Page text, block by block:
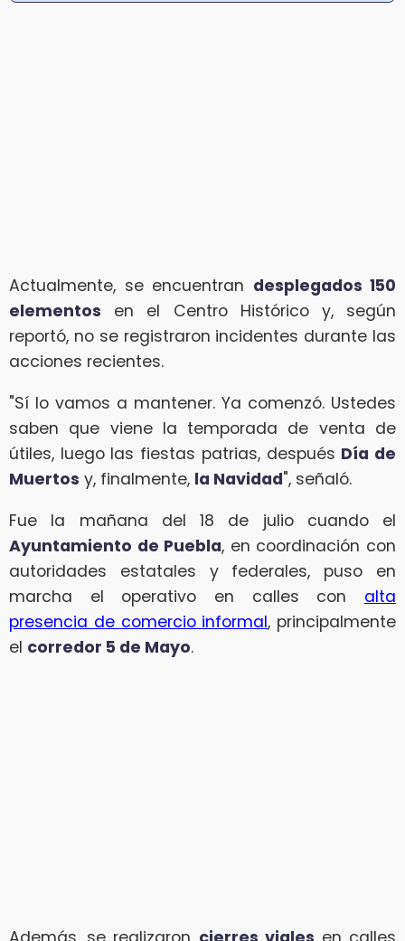
Actualmente, se encuentran desplegados 150
elementos en el Centro Histórico y, según
reportó, no se registraron incidentes durante las
acciones recientes.
"Sí lo vamos a mantener. Ya comenzó. Ustedes
saben que viene la temporada de venta de
útiles, luego las fiestas patrias, después Día de
Muertos y, finalmente, la Navidad", señaló.
Fue la mañana del 18 de julio cuando el
Ayuntamiento de Puebla, en coordinación con
autoridades estatales y federales, puso en
marcha el operativo en calles con alta
presencia de comercio informal, principalmente
el corredor 5 de Mayo.